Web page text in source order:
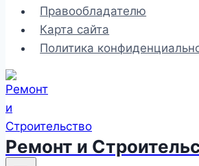
Правообладателю
Карта сайта
Политика
Ремонт и